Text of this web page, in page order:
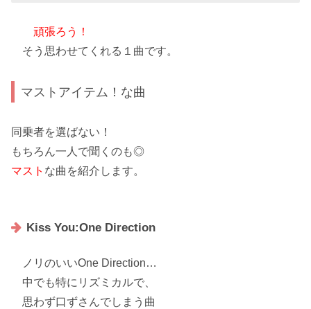
頑張ろう！
そう思わせてくれる１曲です。
マストアイテム！な曲
同乗者を選ばない！
もちろん一人で聞くのも◎
マスト な曲を紹介します。
Kiss You:One Direction
ノリのいいOne Direction…
中でも特に リズミカルで、
思わず口ずさんでしまう 曲